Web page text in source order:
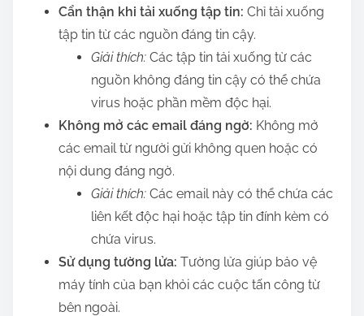
Cẩn thận khi tải xuống tập tin: Chỉ tải xuống
tập tin từ các nguồn đáng tin cậy.
Giải thích: Các tập tin tải xuống từ các
nguồn không đáng tin cậy có thể chứa
virus hoặc phần mềm độc hại.
Không mở các email đáng ngờ: Không mở
các email từ người gửi không quen hoặc có
nội dung đáng ngờ.
Giải thích: Các email này có thể chứa các
liên kết độc hại hoặc tập tin đính kèm có
chứa virus.
Sử dụng tường lửa: Tường lửa giúp bảo vệ
máy tính của bạn khỏi các cuộc tấn công từ
bên ngoài.